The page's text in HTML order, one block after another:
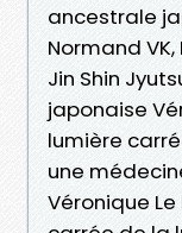
ancestrale
Normand
Jin Shin
japonaise
lumière
une
Véronique Le